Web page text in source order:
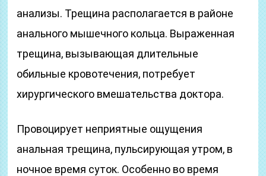
анализы. Трещина располагается в районе
анального мышечного кольца. Выраженная
трещина, вызывающая длительные
обильные кровотечения, потребует
хирургического вмешательства доктора.
Провоцирует неприятные ощущения
анальная трещина, пульсирующая утром, в
ночное время суток. Особенно во время